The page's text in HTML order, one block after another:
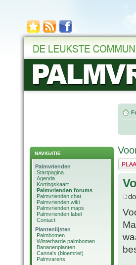
NAVIGATIE
Palmvrienden
Startpagina
Agenda
Kortingskaart
Palmvrienden forums
Palmvrienden chat
Palmvrienden wiki
Palmvrienden maps
Palmvrienden label
Contact
Plantenlijsten
Palmbomen
Winterharde palmbomen
Bananenplanten
Canna's (bloemriet)
Palmvarens
Plaats